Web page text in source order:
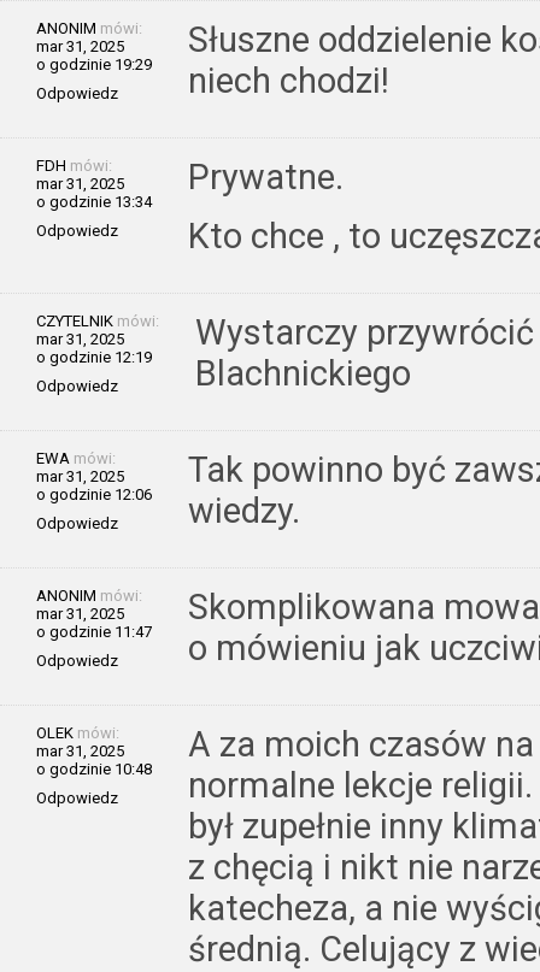
ANONIM mówi:
mar 31, 2025
o godzinie 19:29
Odpowiedz
Słuszne oddzielenie
niech chodzi!
FDH mówi:
mar 31, 2025
o godzinie 13:34
Odpowiedz
Prywatne.
Kto chce , to
CZYTELNIK mówi:
mar 31, 2025
o godzinie 12:19
Odpowiedz
Wystarczy
Blachnickiego
EWA mówi:
mar 31, 2025
o godzinie 12:06
Odpowiedz
Tak powinno być
wiedzy.
ANONIM mówi:
mar 31, 2025
o godzinie 11:47
Odpowiedz
Skomplikowana
o mówieniu jak
OLEK mówi:
mar 31, 2025
o godzinie 10:48
Odpowiedz
A za moich czasów
normalne lekcje
był zupełnie inny
z chęcią i nikt nie
katecheza, a nie
średnią. Celujący z